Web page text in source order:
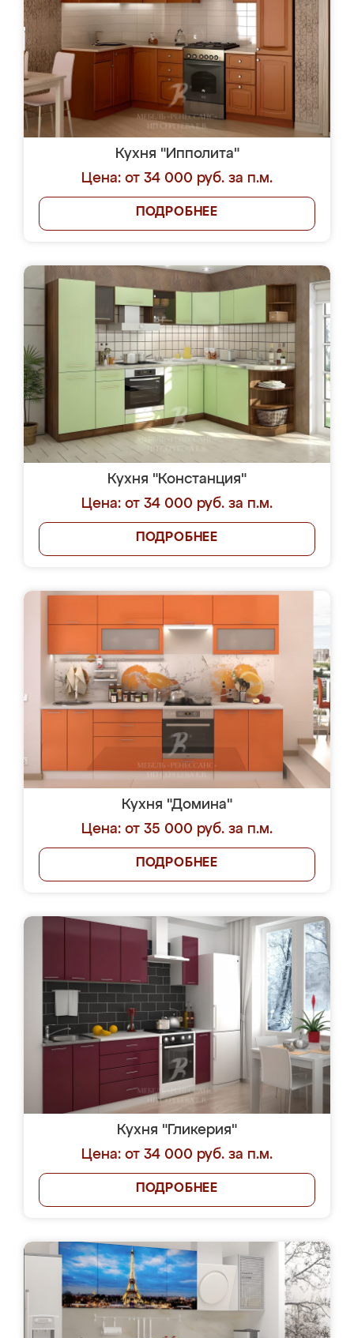
Кухня "Ипполита"
Цена: от 34 000 руб. за п.м.
ПОДРОБНЕЕ
Кухня "Констанция"
Цена: от 34 000 руб. за п.м.
ПОДРОБНЕЕ
Кухня "Домина"
Цена: от 35 000 руб. за п.м.
ПОДРОБНЕЕ
Кухня "Гликерия"
Цена: от 34 000 руб. за п.м.
ПОДРОБНЕЕ